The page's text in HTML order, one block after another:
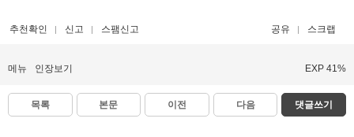
추천확인 신고 스팸신고 공유 스크랩
메뉴 인장보기 EXP 41%
목록 본문 이전 다음 댓글쓰기